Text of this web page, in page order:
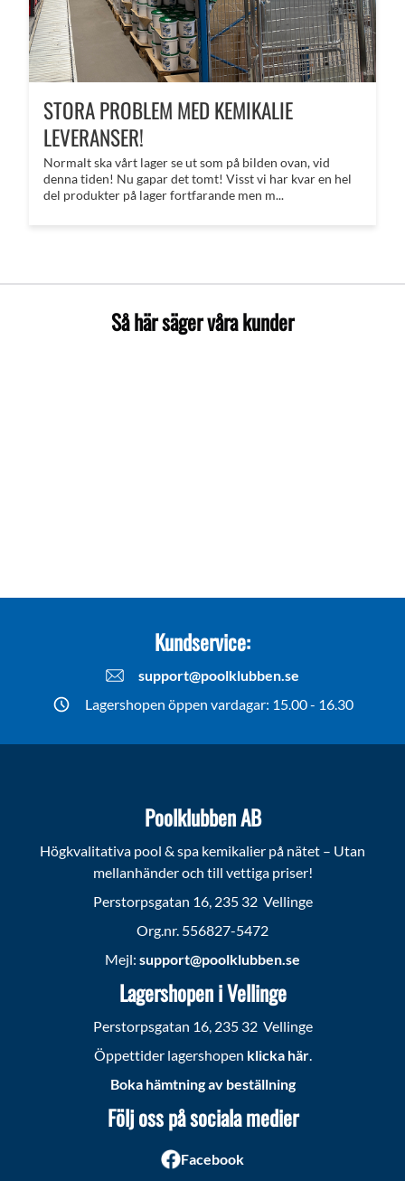
STORA PROBLEM MED KEMIKALIE
LEVERANSER!
Normalt ska vårt lager se ut som på bilden ovan, vid
denna tiden! Nu gapar det tomt! Visst vi har kvar en hel
del produkter på lager fortfarande men m...
Så här säger våra kunder
Kundservice:
support@poolklubben.se
Lagershopen öppen vardagar: 15.00 - 16.30
Poolklubben AB
Högkvalitativa pool & spa kemikalier på nätet – Utan
mellanhänder och till vettiga priser!
Perstorpsgatan 16, 235 32 Vellinge
Org.nr. 556827-5472
Mejl: support@poolklubben.se
Lagershopen i Vellinge
Perstorpsgatan 16, 235 32 Vellinge
Öppettider lagershopen klicka här.
Boka hämtning av beställning
Följ oss på sociala medier
Facebook